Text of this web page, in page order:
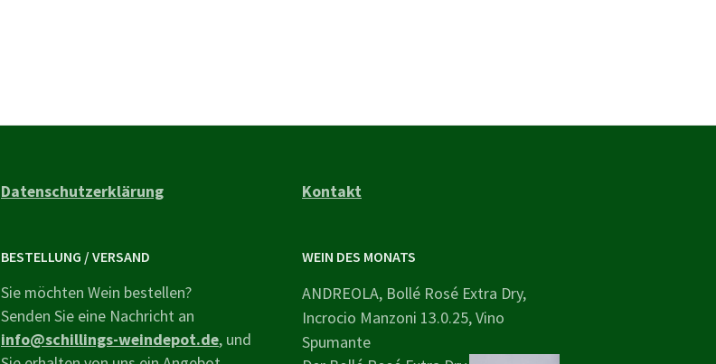
Datenschutzerklärung
BESTELLUNG / VERSAND
Sie möchten Wein bestellen?
Senden Sie eine Nachricht an
info@schillings-weindepot.de, und
Kontakt
WEIN DES MONATS
ANDREOLA, Bollé Rosé Extra Dry,
Incrocio Manzoni 13.0.25, Vino
Spumante